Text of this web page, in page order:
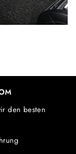
den besten